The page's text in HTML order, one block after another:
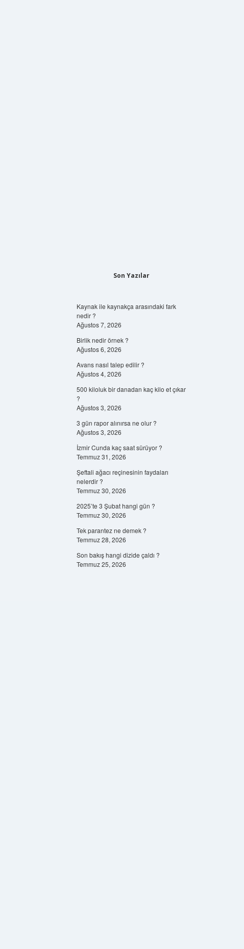
Son Yazılar
Kaynak ile kaynakça arasındaki fark
nedir ?
Ağustos 7, 2026
Birlik nedir örnek ?
Ağustos 6, 2026
Avans nasıl talep edilir ?
Ağustos 4, 2026
500 kiloluk bir danadan kaç kilo et çıkar
?
Ağustos 3, 2026
3 gün rapor alınırsa ne olur ?
Ağustos 3, 2026
İzmir Cunda kaç saat sürüyor ?
Temmuz 31, 2026
Şeftali ağacı reçinesinin faydaları
nelerdir ?
Temmuz 30, 2026
2025’te 3 Şubat hangi gün ?
Temmuz 30, 2026
Tek parantez ne demek ?
Temmuz 28, 2026
Son bakış hangi dizide çaldı ?
Temmuz 25, 2026